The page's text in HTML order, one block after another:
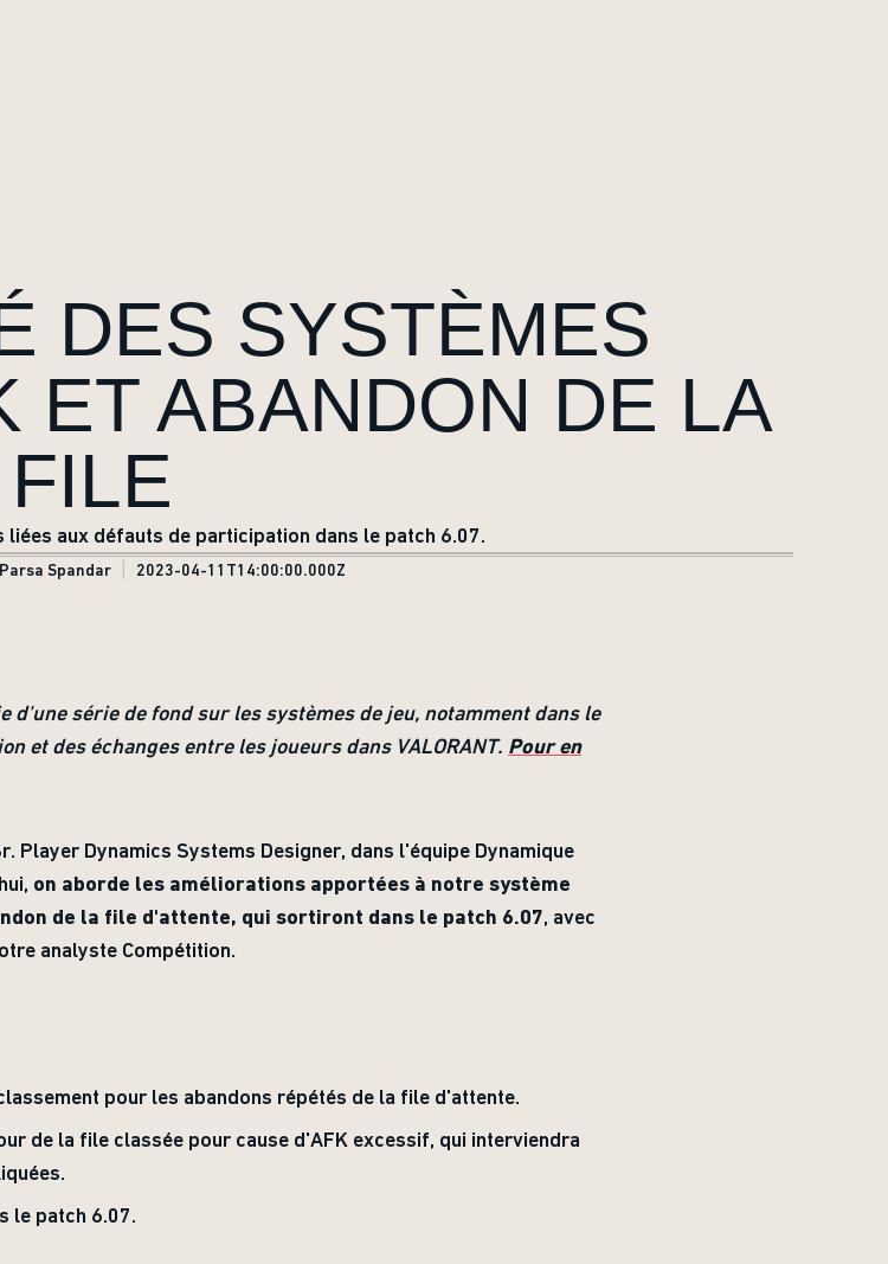
DES SYSTÈMES
ET ABANDON DE LA
FILE
aux défauts de participation dans le patch 6.07.
Spandar 2023-04-11T14:00:00.000Z
série de fond sur les systèmes de jeu, notamment dans le
et des échanges entre les joueurs dans VALORANT. Pour en
Player Dynamics Systems Designer, dans l'équipe Dynamique
on aborde les améliorations apportées à notre système
de la file d'attente, qui sortiront dans le patch 6.07, avec
analyste Compétition.
pour les abandons répétés de la file d'attente.
de la file classée pour cause d'AFK excessif, qui interviendra
le patch 6.07.